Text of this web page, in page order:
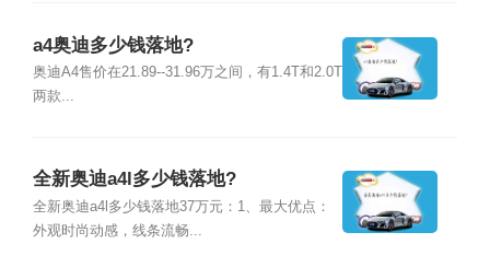
a4奥迪多少钱落地?
奥迪A4售价在21.89--31.96万之间，有1.4T和2.0T
两款...
全新奥迪a4l多少钱落地?
全新奥迪a4l多少钱落地37万元：1、最大优点：
外观时尚动感，线条流畅...